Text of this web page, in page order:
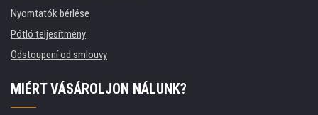
Nyomtatók bérlése
Pótló teljesítmény
Odstoupení od smlouvy
MIÉRT VÁSÁROLJON NÁLUNK?